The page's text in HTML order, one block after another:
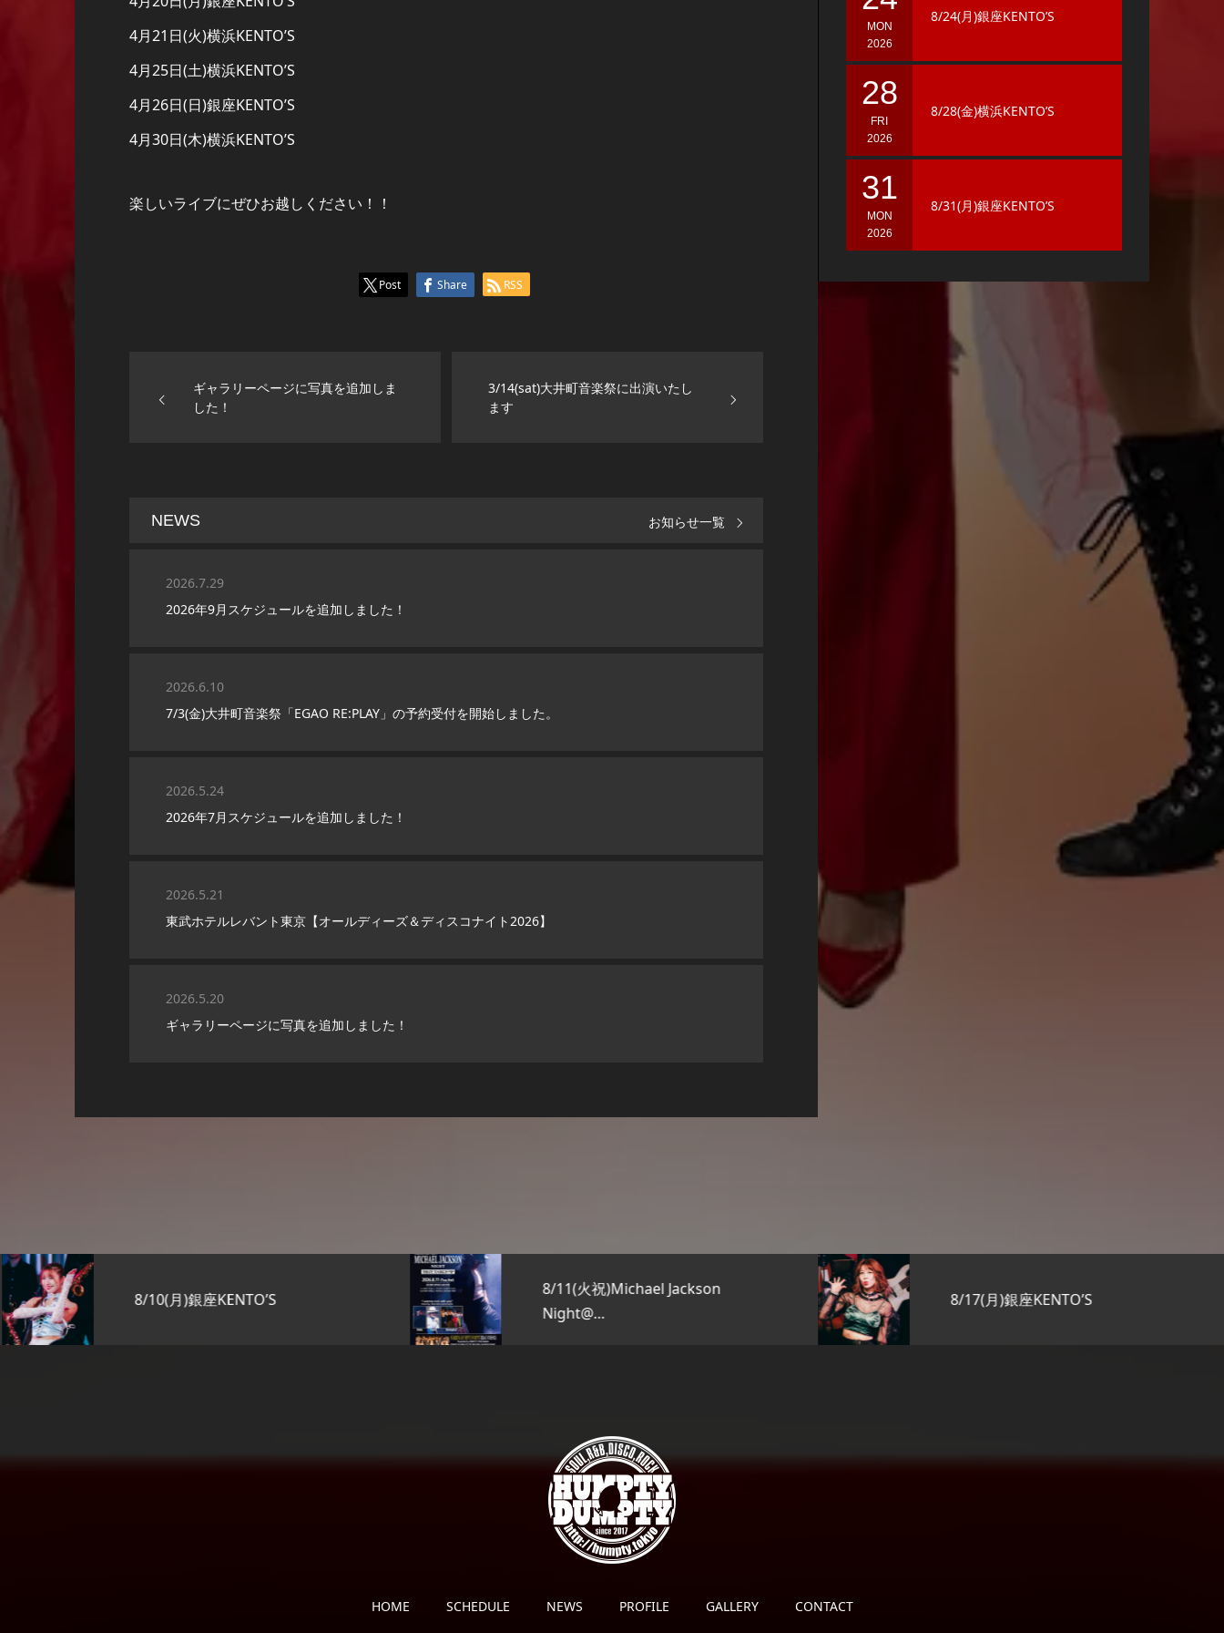
4月21日(火)横浜KENTO’S
4月25日(土)横浜KENTO’S
4月26日(日)銀座KENTO’S
4月30日(木)横浜KENTO’S
楽しいライブにぜひお越しください！！
Post Share RSS
ギャラリーページに写真を追加しま
した！
3/14(sat)大井町音楽祭に出演いたし
ます
NEWS
2026.7.29
2026年9月スケジュールを追加しました！
2026.6.10
7/3(金)大井町音楽祭「EGAO RE:PLAY」の予約受付を開始しました。
2026.5.24
2026年7月スケジュールを追加しました！
2026.5.21
東武ホテルレバント東京【オールディーズ＆ディスコナイト2026】
2026.5.20
ギャラリーページに写真を追加しました！
お知らせ一覧
MON
2026
8/24(月)銀座KENTO’S
28
FRI
2026
8/28(金)横浜KENTO’S
31
MON
2026
8/31(月)銀座KENTO’S
8/10(月)銀座KENTO’S
8/11(火祝)Michael Jackson
Night@…
8/17(月)銀座KENTO’S
HOME SCHEDULE NEWS PROFILE GALLERY CONTACT